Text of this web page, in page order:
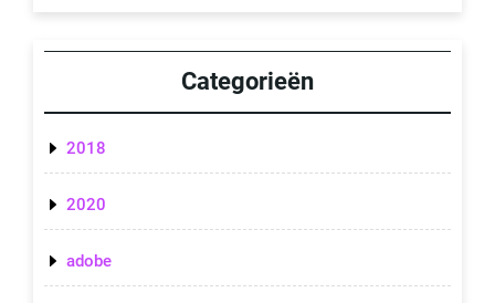
Categorieën
2018
2020
adobe